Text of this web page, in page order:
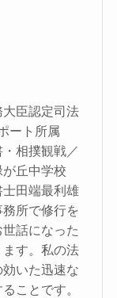
臣認定司法
ート所属
相撲観戦／
丘中学校
田端最利雄
所で修行を
話になった
す。私の法
いた迅速な
ことです。